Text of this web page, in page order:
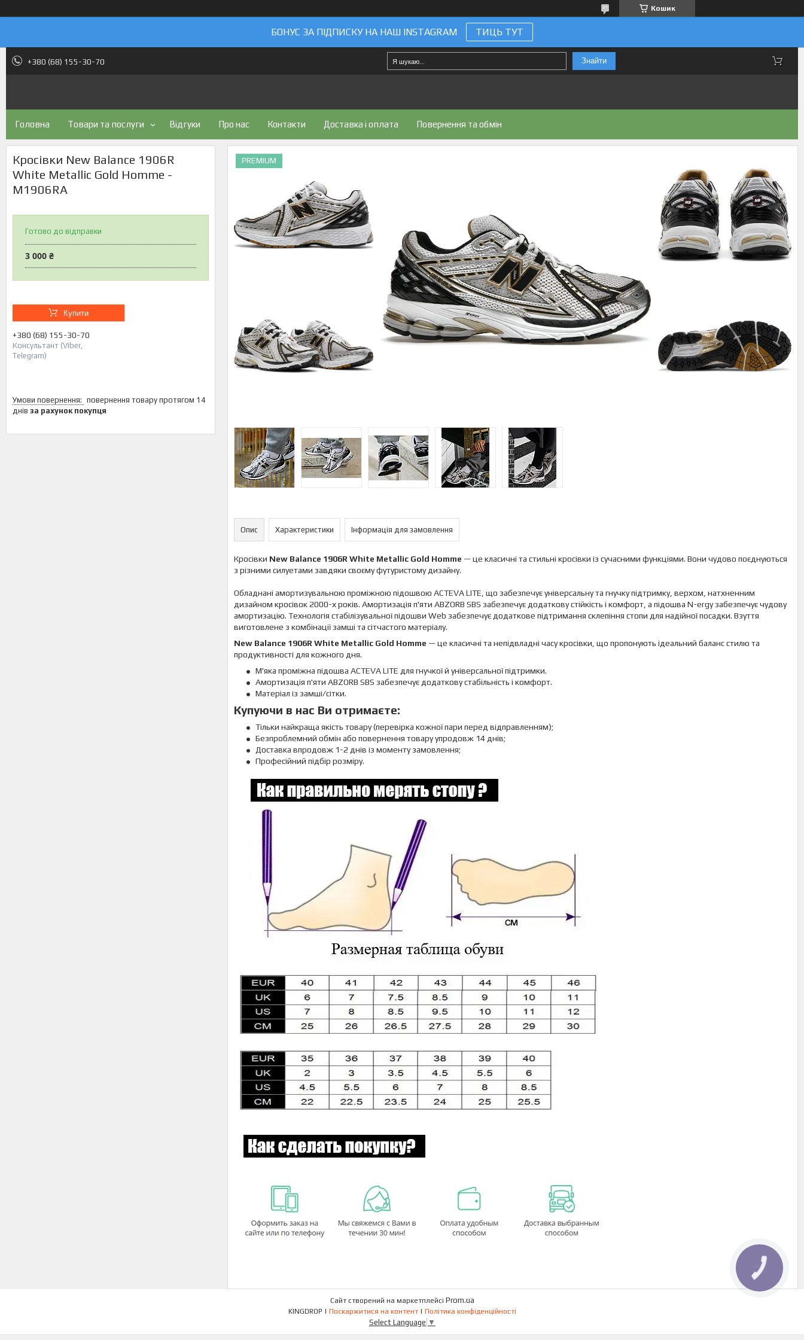
Кошик
БОНУС ЗА ПІДПИСКУ НА НАШ INSTAGRAM ТИЦЬ ТУТ
+380 (68) 155-30-70 Знайти
Головна Товари та послуги Відгуки Про нас Контакти Доставка і оплата Повернення та обмін
Кросівки New Balance 1906R
White Metallic Gold Homme -
M1906RA
Готово до відправки
3 000 ₴
Купити
+380 (68) 155-30-70
Консультант (Viber,
Telegram)
повернення товару протягом 14
днів за рахунок покупця
PREMIUM
Опис Характеристики Інформація для замовлення
Кросівки New Balance 1906R White Metallic Gold Homme — це класичні та стильні кросівки із сучасними функціями. Вони чудово поєднуються
з різними силуетами завдяки своєму футуристому дизайну.
Обладнані амортизувальною проміжною підошвою ACTEVA LITE, що забезпечує універсальну та гнучку підтримку, верхом, натхненним
дизайном кросівок 2000-х років. Амортизація п'яти ABZORB SBS забезпечує додаткову стійкість і комфорт, а підошва N-ergy забезпечує чудову
амортизацію. Технологія стабілізувальної підошви Web забезпечує додаткове підтримання склепіння стопи для надійної посадки. Взуття
виготовлене з комбінації замші та сітчастого матеріалу.
New Balance 1906R White Metallic Gold Homme — це класичні та непідвладні часу кросівки, що пропонують ідеальний баланс стилю та
продуктивності для кожного дня.
М'яка проміжна підошва ACTEVA LITE для гнучкої й універсальної підтримки.
Амортизація п'яти ABZORB SBS забезпечує додаткову стабільність і комфорт.
Матеріал із замші/сітки.
Купуючи в нас Ви отримаєте:
Тільки найкраща якість товару (перевірка кожної пари перед відправленням);
Безпроблемний обмін або повернення товару упродовж 14 днів;
Доставка впродовж 1-2 днів із моменту замовлення;
Професійний підбір розміру.
Сайт створений на маркетплейсі Prom.ua
KINGDROP | Поскаржитися на контент | Політика конфіденційності
Select Language ▼
КНОПКА
ЗВ'ЯЗКУ